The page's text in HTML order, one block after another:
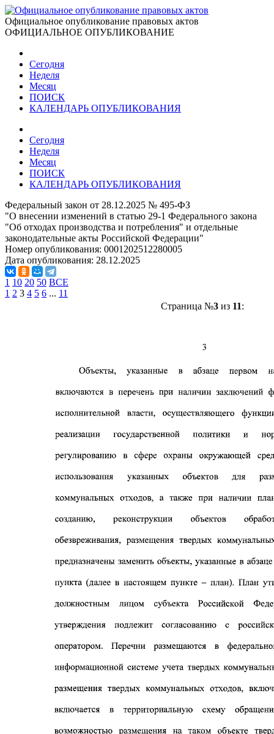
Официальное опубликование правовых актов
ОФИЦИАЛЬНОЕ ОПУБЛИКОВАНИЕ
Сегодня
Неделя
Месяц
ПОИСК
КАЛЕНДАРЬ ОПУБЛИКОВАНИЯ
Сегодня
Неделя
Месяц
ПОИСК
КАЛЕНДАРЬ ОПУБЛИКОВАНИЯ
Федеральный закон от 28.12.2025 № 495-ФЗ
"О внесении изменений в статью 29-1 Федерального закона
"Об отходах производства и потребления" и отдельные
законодательные акты Российской Федерации"
Номер опубликования: 0001202512280005
Дата опубликования: 28.12.2025
1 10 20 50 ВСЕ
1 2 3 4 5 6 ... 11
Страница №3 из 11: